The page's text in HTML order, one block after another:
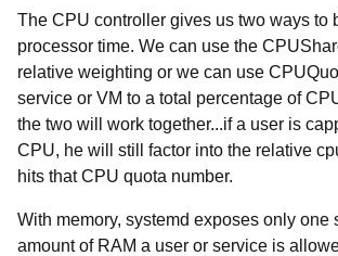
The CPU controller gives us two ways to
processor time. We can use the
relative weighting or we can use
service or VM to a total percentage of
the two will work together...if a user is
CPU, he will still factor into the relative
hits that CPU quota number.
With memory, systemd exposes only one
amount of RAM a user or service is